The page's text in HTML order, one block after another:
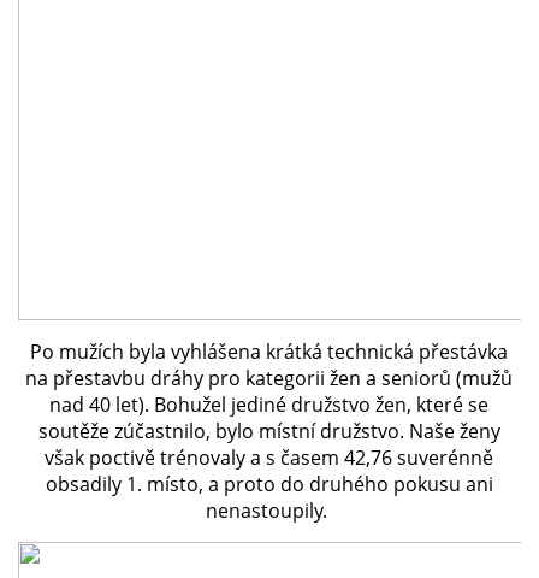
Po mužích byla vyhlášena krátká technická přestávka
na přestavbu dráhy pro kategorii žen a seniorů (mužů
nad 40 let). Bohužel jediné družstvo žen, které se
soutěže zúčastnilo, bylo místní družstvo. Naše ženy
však poctivě trénovaly a s časem 42,76suverénně
obsadily 1. místo, a proto do druhého pokusu ani
nenastoupily.